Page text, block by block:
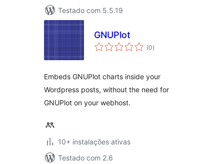
Testado com 5.5.19
GNUPlot
(0avaliações
totais
)
Embeds GNUPlot charts inside your
Wordpress posts, without the need for
GNUPlot on your webhost.
10+ instalações ativas
Testado com 2.6